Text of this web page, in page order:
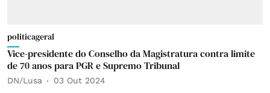
politicageral
Vice-presidente do Conselho da Magistratura contra limite
de 70 anos para PGR e Supremo Tribunal
DN/Lusa 03 Out 2024